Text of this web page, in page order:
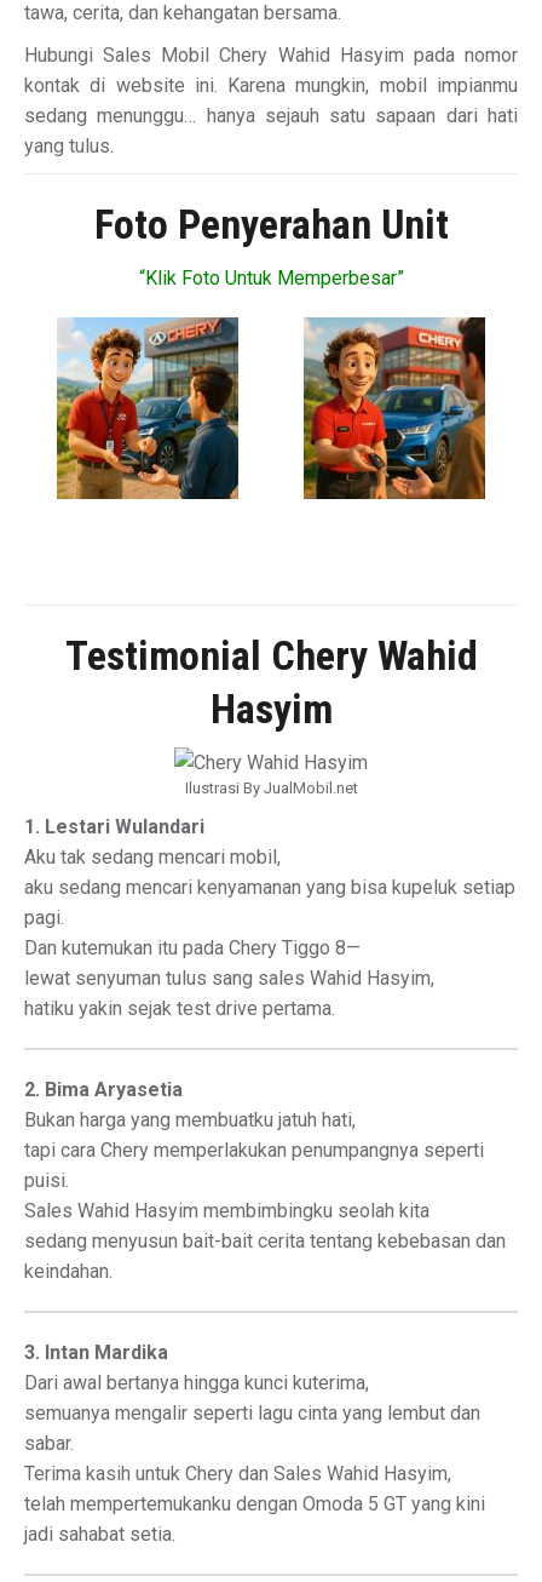
tawa, cerita, dan kehangatan bersama.
Hubungi Sales Mobil Chery Wahid Hasyim pada nomor
kontak di website ini. Karena mungkin, mobil impianmu
sedang menunggu… hanya sejauh satu sapaan dari hati
yang tulus.
Foto Penyerahan Unit
“Klik Foto Untuk Memperbesar”
Testimonial Chery Wahid
Hasyim
Ilustrasi By JualMobil.net
1. Lestari Wulandari
Aku tak sedang mencari mobil,
aku sedang mencari kenyamanan yang bisa kupeluk setiap
pagi.
Dan kutemukan itu pada Chery Tiggo 8—
lewat senyuman tulus sang sales Wahid Hasyim,
hatiku yakin sejak test drive pertama.
2. Bima Aryasetia
Bukan harga yang membuatku jatuh hati,
tapi cara Chery memperlakukan penumpangnya seperti
puisi.
Sales Wahid Hasyim membimbingku seolah kita
sedang menyusun bait-bait cerita tentang kebebasan dan
keindahan.
3. Intan Mardika
Dari awal bertanya hingga kunci kuterima,
semuanya mengalir seperti lagu cinta yang lembut dan
sabar.
Terima kasih untuk Chery dan Sales Wahid Hasyim,
telah mempertemukanku dengan Omoda 5 GT yang kini
jadi sahabat setia.